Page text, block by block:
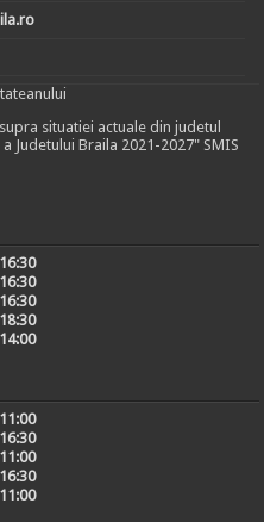
situatiei actuale din judetul
Judetului Braila 2021-2027" SMIS